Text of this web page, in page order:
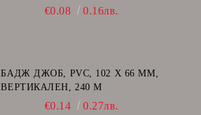
€0.08 0.16лв.
БАДЖ ДЖОБ, PVC, 102 Х 66 ММ,
ВЕРТИКАЛЕН, 240 Μ
€0.14 0.27лв.